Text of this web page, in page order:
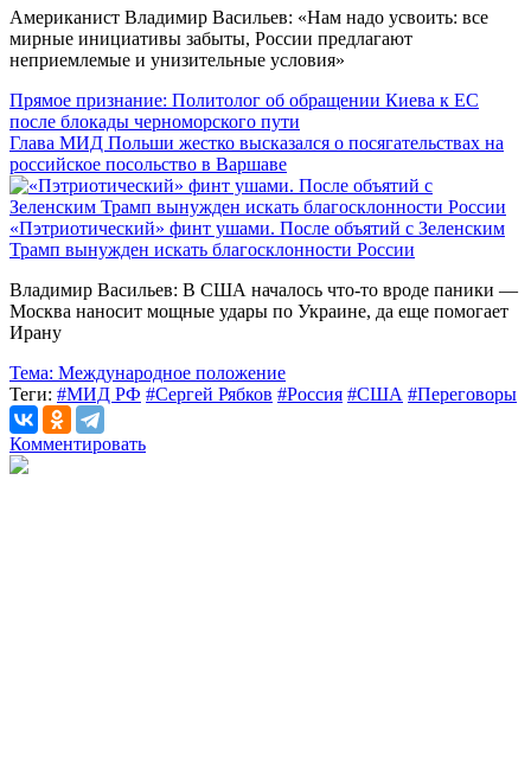
Американист Владимир Васильев: «Нам надо усвоить: все
мирные инициативы забыты, России предлагают
неприемлемые и унизительные условия»
Прямое признание: Политолог об обращении Киева к ЕС
после блокады черноморского пути
Глава МИД Польши жестко высказался о посягательствах на
российское посольство в Варшаве
«Пэтриотический» финт ушами. После объятий с Зеленским
Трамп вынужден искать благосклонности России
Владимир Васильев: В США началось что-то вроде паники —
Москва наносит мощные удары по Украине, да еще помогает
Ирану
Тема: Международное положение
Теги: #МИД РФ #Сергей Рябков #Россия #США #Переговоры
Комментировать